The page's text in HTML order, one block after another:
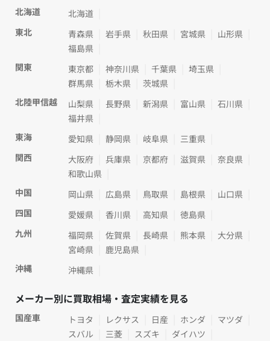
北海道
北海道
東北
青森県 岩手県 秋田県 宮城県
山形県
福島県
関東
東京都 神奈川県 千葉県
埼玉県
群馬県
栃木県
茨城県
北陸甲信越
山梨県 長野県 新潟県 富山県
石川県
福井県
東海
愛知県 静岡県 岐阜県
三重県
関西
大阪府 兵庫県 京都府 滋賀県
奈良県
和歌山県
中国
岡山県 広島県 鳥取県 島根県
山口県
四国
愛媛県 香川県 高知県
徳島県
九州
福岡県 佐賀県 長崎県 熊本県
大分県
宮崎県
鹿児島県
沖縄
沖縄県
メーカー別に買取相場・査定実績を見る
国産車 トヨタ レクサス 日産 ホンダ
マツダ
スバル
三菱 スズキ
ダイハツ